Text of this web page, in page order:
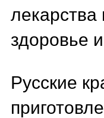
здоровье
Русские